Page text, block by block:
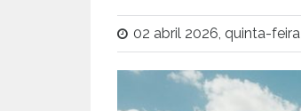
02 abril 2026, quinta-feira